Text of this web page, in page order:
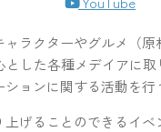
ャラクターやグルメ（
とした各種メデイアに
ョンに関する活動を行
上げることのできるイベ